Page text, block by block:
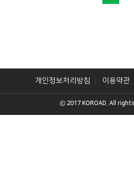
개인정보처리방침 이용약관
ⓒ 2017 KOROAD. All